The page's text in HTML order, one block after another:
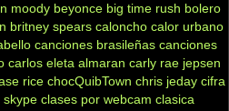
moody beyonce big time rush bolero
britney spears caloncho calor urbano
canciones brasileñas canciones
carlos eleta almaran carly rae jepsen
rice chocQuibTown chris jeday cifra
skype clases por webcam clasica